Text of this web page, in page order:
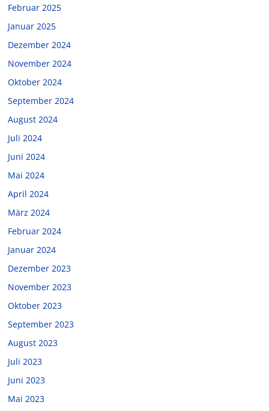
Februar 2025
Januar 2025
Dezember 2024
November 2024
Oktober 2024
September 2024
August 2024
Juli 2024
Juni 2024
Mai 2024
April 2024
März 2024
Februar 2024
Januar 2024
Dezember 2023
November 2023
Oktober 2023
September 2023
August 2023
Juli 2023
Juni 2023
Mai 2023